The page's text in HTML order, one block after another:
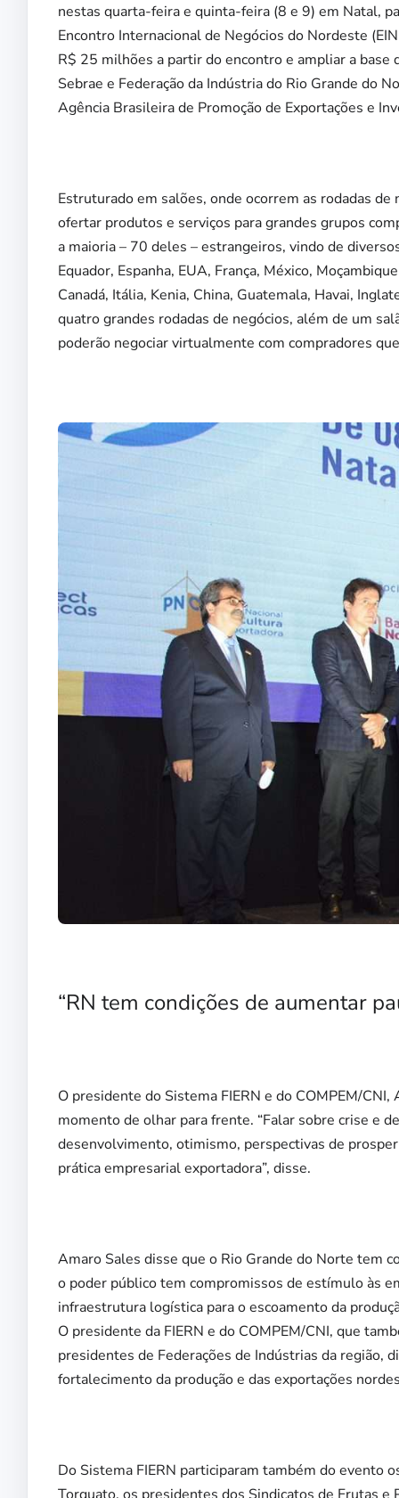
nestas quarta-feira e quinta-feira (8 e 9) em Natal,
Encontro Internacional de Negócios do Nordeste
R$ 25 milhões a partir do encontro e ampliar a
Sebrae e Federação da Indústria do Rio Grande do
Agência Brasileira de Promoção de Exportações e
Estruturado em salões, onde ocorrem as rodadas
ofertar produtos e serviços para grandes grupos
a maioria – 70 deles – estrangeiros, vindo de
Equador, Espanha, EUA, França, México,
Canadá, Itália, Kenia, China, Guatemala, Havai,
quatro grandes rodadas de negócios, além de um
poderão negociar virtualmente com compradores
“RN tem condições de aumentar
O presidente do Sistema FIERN e do COMPEM/
momento de olhar para frente. “Falar sobre crise e
desenvolvimento, otimismo, perspectivas de
prática empresarial exportadora”, disse.
Amaro Sales disse que o Rio Grande do Norte tem
o poder público tem compromissos de estímulo às
infraestrutura logística para o escoamento da
O presidente da FIERN e do COMPEM/CNI, que
presidentes de Federações de Indústrias da região,
fortalecimento da produção e das exportações
Do Sistema FIERN participaram também do evento